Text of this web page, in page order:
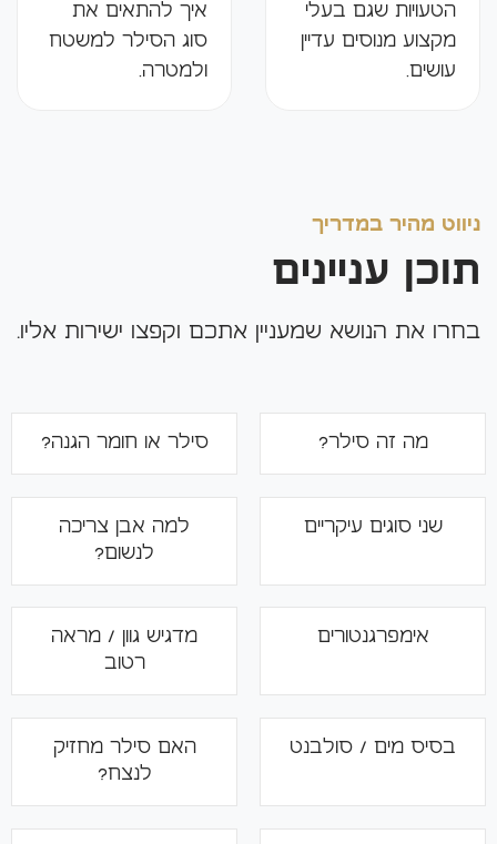
הטעויות שגם בעלי
מקצוע מנוסים עדיין
עושים.
איך להתאים את
סוג הסילר למשטח
ולמטרה.
ניווט מהיר במדריך
תוכן עניינים
בחרו את הנושא שמעניין אתכם וקפצו ישירות אליו.
מה זה סילר? סילר או חומר הגנה?
שני סוגים עיקריים
למה אבן צריכה
לנשום?
אימפרגנטורים
מדגיש גוון / מראה
רטוב
בסיס מים / סולבנט
האם סילר מחזיק
לנצח?